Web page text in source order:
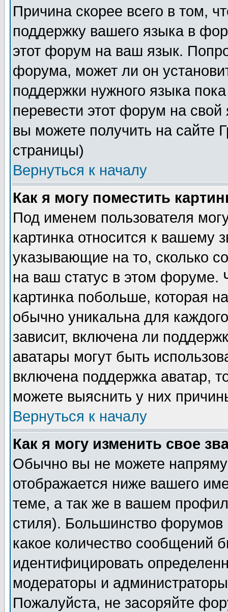
Причина скорее всего в том,
поддержку вашего языка в
этот форум на ваш язык.
форума, может ли он
поддержки нужного языка
перевести этот форум на
вы можете получить на сайте
страницы)
Вернуться к началу
Как я могу поместить
Под именем пользователя
картинка относится к вашему
указывающие на то, сколько
на ваш статус в этом форуме.
картинка побольше, которая
обычно уникальна для
зависит, включена ли
аватары могут быть
включена поддержка аватар,
можете выяснить у них
Вернуться к началу
Как я могу изменить свое
Обычно вы не можете
отображается ниже вашего
теме, а так же в вашем
стиля). Большинство форумов
какое количество сообщений
идентифицировать
модераторы и
Пожалуйста, не засоряйте